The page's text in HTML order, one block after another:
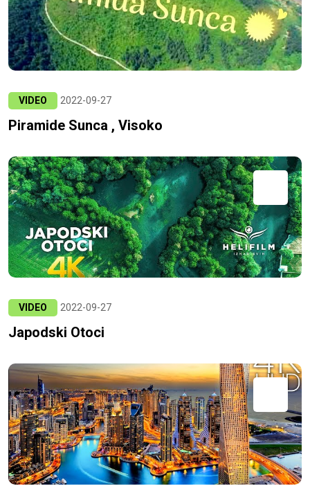
VIDEO 2022-09-27
Piramide Sunca , Visoko
VIDEO 2022-09-27
Japodski Otoci